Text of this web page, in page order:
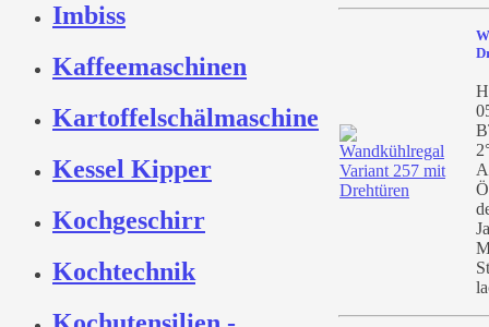
Imbiss
Kaffeemaschinen
Kartoffelschälmaschine
Kessel Kipper
Kochgeschirr
Kochtechnik